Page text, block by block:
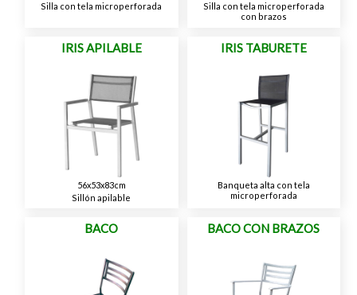
Silla con tela microperforada
Silla con tela microperforada
con brazos
IRIS APILABLE
56x53x83cm
Sillón apilable
IRIS TABURETE
Banqueta alta con tela
microperforada
BACO BACO CON BRAZOS